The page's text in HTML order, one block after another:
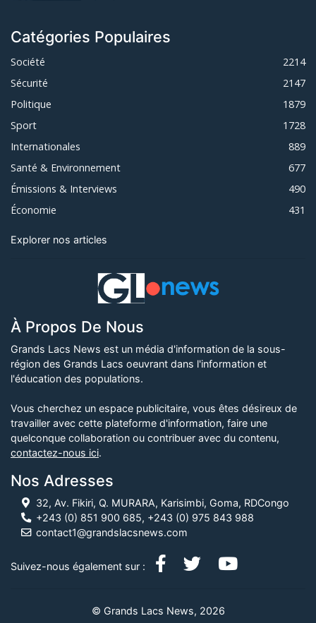
Catégories Populaires
Société
2214
Sécurité
2147
Politique
1879
Sport
1728
Internationales
889
Santé & Environnement
677
Émissions & Interviews
490
Économie
431
Explorer nos articles
À Propos De Nous
Grands Lacs News est un média d'information de la sous-
région des Grands Lacs oeuvrant dans l'information et
l'éducation des populations.
Vous cherchez un espace publicitaire, vous êtes désireux de
travailler avec cette plateforme d'information, faire une
quelconque collaboration ou contribuer avec du contenu,
contactez-nous ici.
Nos Adresses
32, Av. Fikiri, Q. MURARA, Karisimbi, Goma, RDCongo
+243 (0) 851 900 685, +243 (0) 975 843 988
contact1@grandslacsnews.com
Suivez-nous également sur :
© Grands Lacs News, 2026